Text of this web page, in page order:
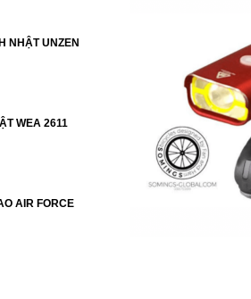
NHẬT UNZEN
WEA 2611
AIR FORCE